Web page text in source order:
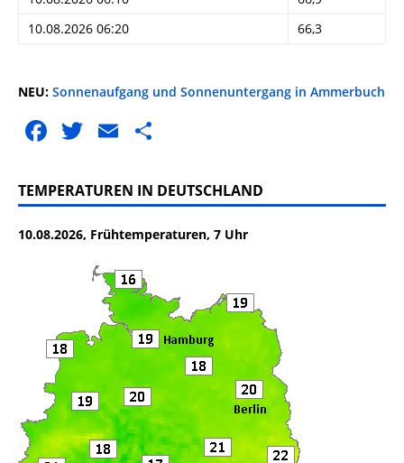
10.08.2026 06:20
66,3
NEU: Sonnenaufgang und Sonnenuntergang in Ammerbuch
F
c
e
b
k
T
it
te
r
E
ai
l
le
n
TEMPERATUREN IN DEUTSCHLAND
10.08.2026, Frühtemperaturen, 7 Uhr